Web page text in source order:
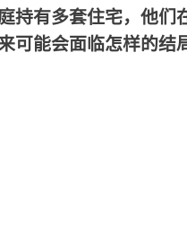
持有多套住宅，他们
可能会面临怎样的结